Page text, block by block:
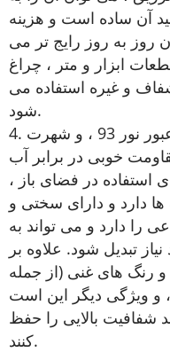
آن ساده است و هزینه
روز به روز رایج تر می
ابزار و متر ، چراغ
و غیره استفاده می
شود.
4. اکریلیک دارای شفافیت بالا ، با عبور نور 93 ، و شهرت
خوبی در برابر آب
استفاده در فضای باز ،
ها دارد و دارای سختی و
را دارد و می تواند به
تبدیل شود. علاوه بر
و رنگ های غنی (از جمله
ویژگی دیگر این است
شفافیت بالایی را حفظ
کنند.